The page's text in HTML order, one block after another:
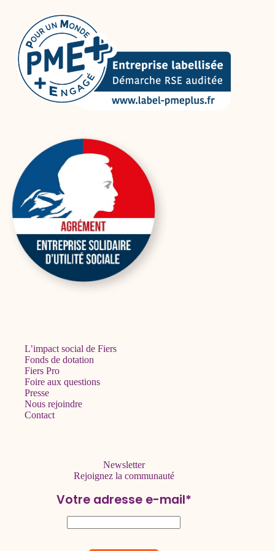
L’impact social de Fiers
Fonds de dotation
Fiers Pro
Foire aux questions
Presse
Nous rejoindre
Contact
Newsletter
Rejoignez la communauté
Votre adresse e-mail*